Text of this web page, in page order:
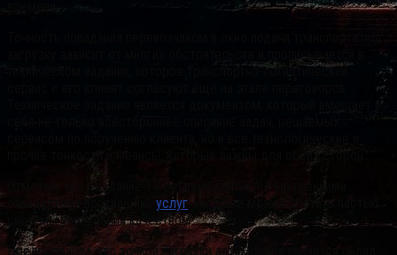
загрузку зависит от многих обстоятельств и прописывается в
техническом задании, которое транспортно-логистический
Техническое задание является документом, который вмещает в
прочие тонкости и нюансы, которые важны для обеих сторон.
Отметим, что создание ТЗ регламентируется внутренними
стандартами поставщика услуг , которые можно считать частью
системы управления качеством.
Предположим, что точкой загрузки автомобиля является склад.